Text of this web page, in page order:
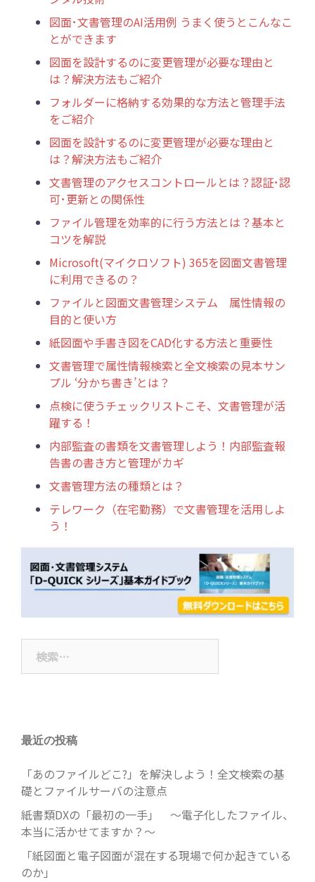
図面･文書管理のAI活用例 うまく使うとこんなこ
とができます
図面を設計するのに変更管理が必要な理由と
は？解決方法もご紹介
フォルダーに格納する効果的な方法と管理手法
をご紹介
図面を設計するのに変更管理が必要な理由と
は？解決方法もご紹介
文書管理のアクセスコントロールとは？認証･認
可･更新との関係性
ファイル管理を効率的に行う方法とは？基本と
コツを解説
Microsoft(マイクロソフト) 365を図面文書管理
に利用できるの？
ファイルと図面文書管理システム 属性情報の
目的と使い方
紙図面や手書き図をCAD化する方法と重要性
文書管理で属性情報検索と全文検索の見本サン
プル ‘分かち書き’とは？
点検に使うチェックリストこそ、文書管理が活
躍する！
内部監査の書類を文書管理しよう！内部監査報
告書の書き方と管理がカギ
文書管理方法の種類とは？
テレワーク（在宅勤務）で文書管理を活用しよ
う！
索:
最近の投稿
「あのファイルどこ?」を解決しよう！全文検索の基
礎とファイルサーバの注意点
紙書類DXの「最初の一手」 ～電子化したファイル、
本当に活かせてますか？～
「紙図面と電子図面が混在する現場で何か起きている
のか」